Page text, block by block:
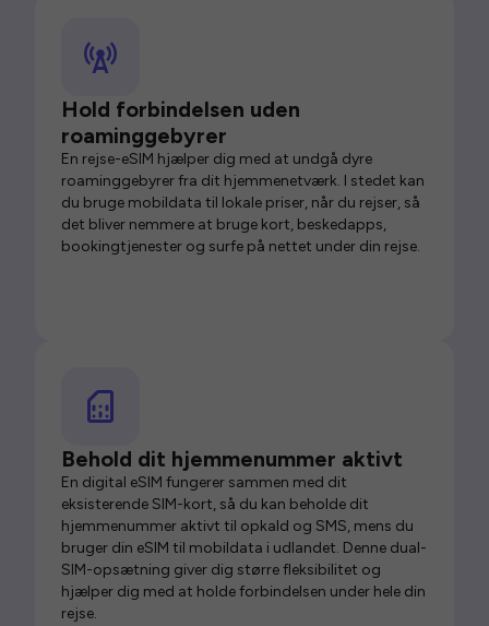
Hold forbindelsen uden
roaminggebyrer
En rejse-eSIM hjælper dig med at undgå dyre
roaminggebyrer fra dit hjemmenetværk. I stedet kan
du bruge mobildata til lokale priser, når du rejser, så
det bliver nemmere at bruge kort, beskedapps,
bookingtjenester og surfe på nettet under din rejse.
Behold dit hjemmenummer aktivt
En digital eSIM fungerer sammen med dit
eksisterende SIM-kort, så du kan beholde dit
hjemmenummer aktivt til opkald og SMS, mens du
bruger din eSIM til mobildata i udlandet. Denne dual-
SIM-opsætning giver dig større fleksibilitet og
hjælper dig med at holde forbindelsen under hele din
rejse.